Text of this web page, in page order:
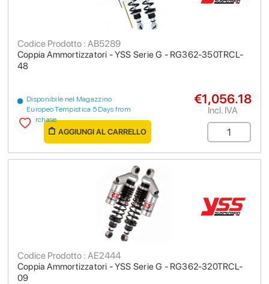
Coppia Ammortizzatori - YSS Serie G - RG362-350TRCL-
48
Codice Prodotto : AB5289
Disponibile nel Magazzino
Europeo Tempistica 5 Days from
purchase
€1,056.18
Incl. IVA
AGGIUNGI AL CARRELLO
Coppia Ammortizzatori - YSS Serie G - RG362-320TRCL-
09
Codice Prodotto : AE2444